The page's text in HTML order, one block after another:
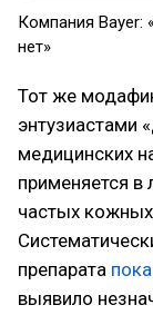
Компания Bayer:
нет»
Тот же
энтузиастами
медицинских
применяется в
частых кожных
препарата
выявило